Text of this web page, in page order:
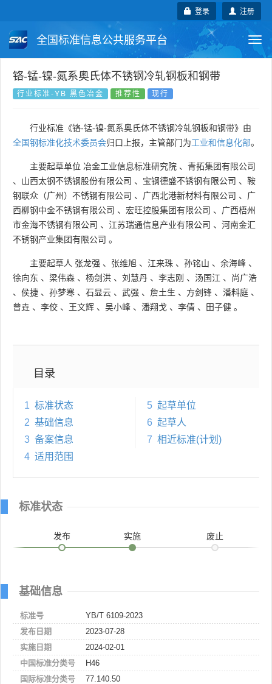
注册
登录
全国标准信息公共服务平台
国家标准 行业标准 地方标准
国外标准 技术委员会
铬-锰-镍-氮系奥氏体不锈钢冷轧钢板和钢带
行业标准-YB 黑色冶金 推荐性 现行
行业标准《铬-锰-镍-氮系奥氏体不锈钢冷轧钢板和钢带》由
全国钢标准化技术委员会归口上报，主管部门为工业和信息化部。
主要起草单位 冶金工业信息标准研究院 、 青拓集团有限公司
、 山西太钢不锈钢股份有限公司 、 宝钢德盛不锈钢有限公司 、 鞍
钢联众（广州）不锈钢有限公司 、 广西北港新材料有限公司 、 广
西柳钢中金不锈钢有限公司 、 宏旺控股集团有限公司 、 广西梧州
市金海不锈钢有限公司 、 江苏瑞通信息产业有限公司 、 河南金汇
不锈钢产业集团有限公司 。
主要起草人 张龙强 、 张维旭 、 江来珠 、 孙铭山 、 余海峰 、
徐向东 、 梁伟森 、 杨剑洪 、 刘慧丹 、 李志刚 、 汤国江 、 尚广浩
、 侯捷 、 孙梦寒 、 石显云 、 武强 、 詹土生 、 方剑锋 、 潘料庭 、
曾垚 、 李佼 、 王文辉 、 吴小峰 、 潘翔戈 、 李倩 、 田子健 。
目录
1 标准状态
2 基础信息
3 备案信息
4 适用范围
5 起草单位
6 起草人
7 相近标准(计划)
标准状态
发布 实施 废止
基础信息
标准号
YB/T 6109-2023
发布日期
2023-07-28
实施日期
2024-02-01
中国标准分类号
H46
国际标准分类号
77.140.50